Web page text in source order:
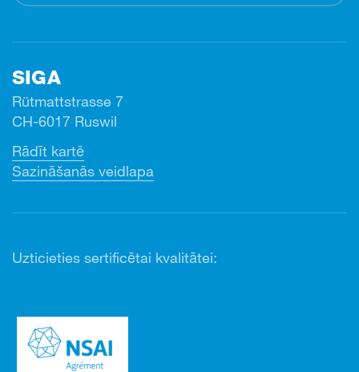
SIGA
Rütmattstrasse 7
CH-6017 Ruswil
Rādīt kartē
Sazināšanās veidlapa
Uzticieties sertificētai kvalitātei: